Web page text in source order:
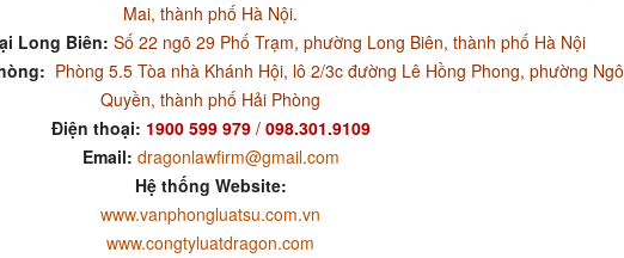
Mai, thành phố Hà Nội.
Long Biên: Số 22 ngõ 29 Phố Trạm, phường Long Biên, thành phố Hà Nội
Phòng 5.5 Tòa nhà Khánh Hội, lô 2/3c đường Lê Hồng Phong, phường Ngô
Quyền, thành phố Hải Phòng
Điện thoại: 1900 599 979/ 098.301.9109
Email: dragonlawfirm@gmail.com
Hệ thống Website:
www.vanphongluatsu.com.vn
www.congtyluatdragon.com